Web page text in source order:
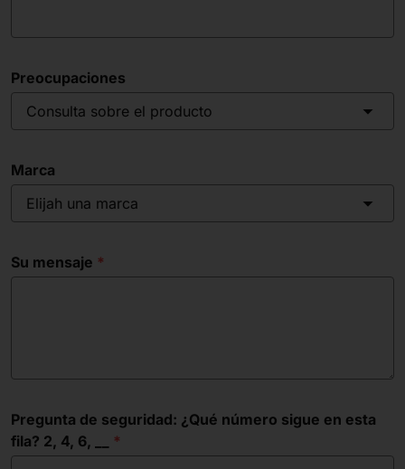
Preocupaciones
Consulta sobre el producto
Marca
Elijah una marca
Su mensaje
Pregunta de seguridad: ¿Qué número sigue en esta
fila? 2, 4, 6, __